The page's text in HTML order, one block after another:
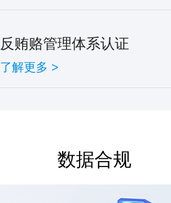
反贿赂管理体系认证
了解更多 >
数据合规